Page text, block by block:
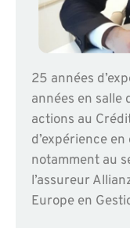
25 années
années en salle
actions au
d’expérience
notamment au
l’assureur
Europe en